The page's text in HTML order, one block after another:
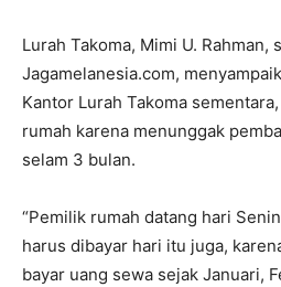
Lurah Takoma, Mimi U. Rahman,
Jagamelanesia.com,
Kantor Lurah Takoma
rumah karena menunggak
selam 3 bulan.
“Pemilik rumah datang hari
harus dibayar hari itu juga,
bayar uang sewa sejak Januari,